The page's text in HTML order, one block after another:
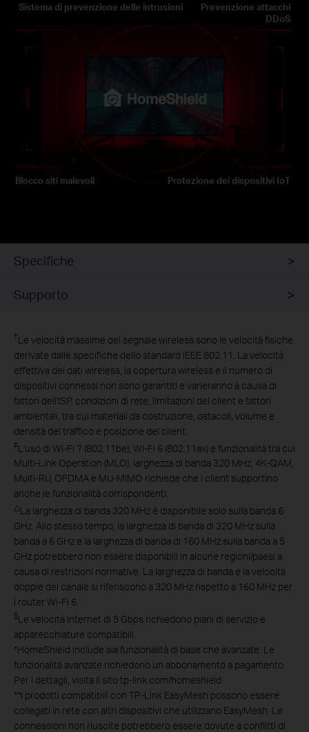
Sistema di prevenzione delle intrusioni
Prevenzione attacchi
DDoS
Blocco siti malevoli Protezione dei dispositivi IoT
Specifiche
Supporto
†Le velocità massime del segnale wireless sono le velocità fisiche
derivate dalle specifiche dello standard IEEE 802.11. La velocità
effettiva dei dati wireless, la copertura wireless e il numero di
dispositivi connessi non sono garantiti e varieranno a causa di
fattori dell'ISP, condizioni di rete, limitazioni del client e fattori
ambientali, tra cui materiali da costruzione, ostacoli, volume e
densità del traffico e posizione del client.
‡L'uso di Wi-Fi 7 (802.11be), Wi-Fi 6 (802.11ax) e funzionalità tra cui
Multi-Link Operation (MLO), larghezza di banda 320 MHz, 4K-QAM,
Multi-RU, OFDMA e MU-MIMO richiede che i client supportino
anche le funzionalità corrispondenti.
△La larghezza di banda 320 MHz è disponibile solo sulla banda 6
GHz. Allo stesso tempo, la larghezza di banda di 320 MHz sulla
banda a 6 GHz e la larghezza di banda di 160 MHz sulla banda a 5
GHz potrebbero non essere disponibili in alcune regioni/paesi a
causa di restrizioni normative. La larghezza di banda e la velocità
doppie del canale si riferiscono a 320 MHz rispetto a 160 MHz per
i router Wi-Fi 6.
§Le velocità Internet di 5 Gbps richiedono piani di servizio e
apparecchiature compatibili.
*HomeShield include sia funzionalità di base che avanzate. Le
funzionalità avanzate richiedono un abbonamento a pagamento.
Per i dettagli, visita il sito tp-link.com/homeshield
**I prodotti compatibili con TP-Link EasyMesh possono essere
collegati in rete con altri dispositivi che utilizzano EasyMesh. Le
connessioni non riuscite potrebbero essere dovute a conflitti di